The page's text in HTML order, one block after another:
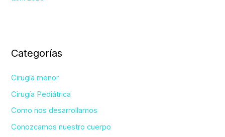
Categorías
Cirugía menor
Cirugía Pediátrica
Como nos desarrollamos
Conozcamos nuestro cuerpo